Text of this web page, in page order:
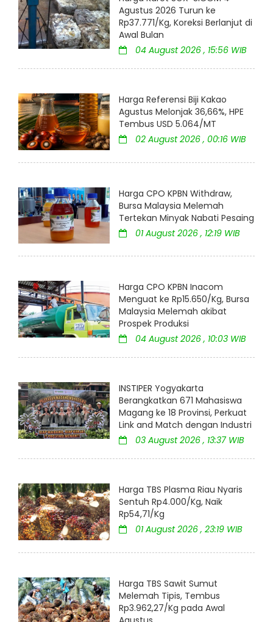
Agustus 2026 Turun ke
Rp37.771/Kg, Koreksi Berlanjut di
Awal Bulan
04 August 2026 , 15:56 WIB
Harga Referensi Biji Kakao
Agustus Melonjak 36,66%, HPE
Tembus USD 5.064/MT
02 August 2026 , 00:16 WIB
Harga CPO KPBN Withdraw,
Bursa Malaysia Melemah
Tertekan Minyak Nabati Pesaing
01 August 2026 , 12:19 WIB
Harga CPO KPBN Inacom
Menguat ke Rp15.650/Kg, Bursa
Malaysia Melemah akibat
Prospek Produksi
04 August 2026 , 10:03 WIB
INSTIPER Yogyakarta
Berangkatkan 671 Mahasiswa
Magang ke 18 Provinsi, Perkuat
Link and Match dengan Industri
03 August 2026 , 13:37 WIB
Harga TBS Plasma Riau Nyaris
Sentuh Rp4.000/Kg, Naik
Rp54,71/Kg
01 August 2026 , 23:19 WIB
Harga TBS Sawit Sumut
Melemah Tipis, Tembus
Rp3.962,27/Kg pada Awal